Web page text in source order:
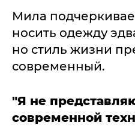
Мила
носить одежду
но стиль жизни
современный.
"Я не
современной